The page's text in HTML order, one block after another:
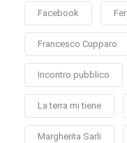
Facebook
Francesco Cupparo
Incontro pubblico
La terra mi tiene
Margherita Sarli